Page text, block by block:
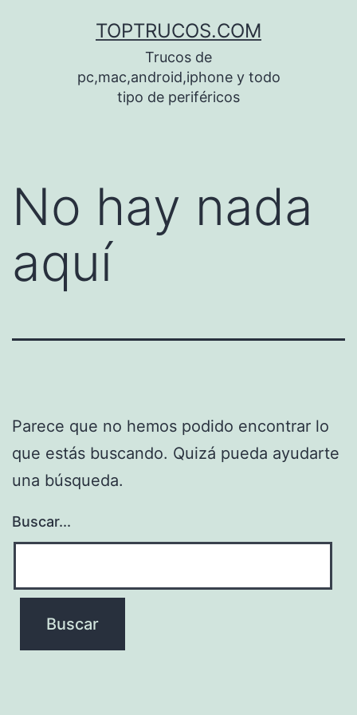
TOPTRUCOS.COM
Trucos de
pc,mac,android,iphone y todo
tipo de periféricos
No hay nada
aquí
Parece que no hemos podido encontrar lo
que estás buscando. Quizá pueda ayudarte
una búsqueda.
Buscar...